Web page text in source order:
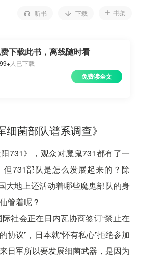
听书 下载 书架
下载此书，离线随时看
人已下载
免费读全文
细菌部队谱系调查》
731》，观众对魔鬼731都有了一
731部队是怎么发展起来的？除
大地上还活动着哪些魔鬼部队的身
管着呢？
社会正在日内瓦协商签订“禁止在
协议”，日本就“怀有私心”拒绝参加
日军所以要发展细菌武器，是因为